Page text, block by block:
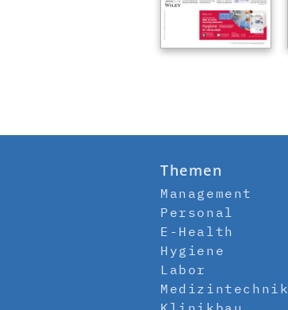
Themen
Management
Personal
E-Health
Hygiene
Labor
Medizintechnik